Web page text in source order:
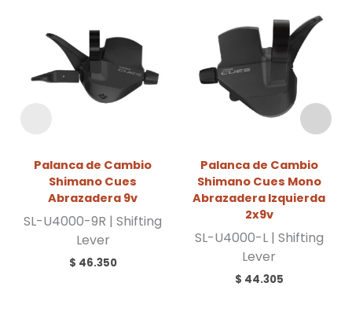
Palanca de Cambio
Shimano Cues
Abrazadera 9v
SL-U4000-9R | Shifting
Lever
$ 46.350
Palanca de Cambio
Shimano Cues Mono
Abrazadera Izquierda
2x9v
SL-U4000-L | Shifting
Lever
$ 44.305